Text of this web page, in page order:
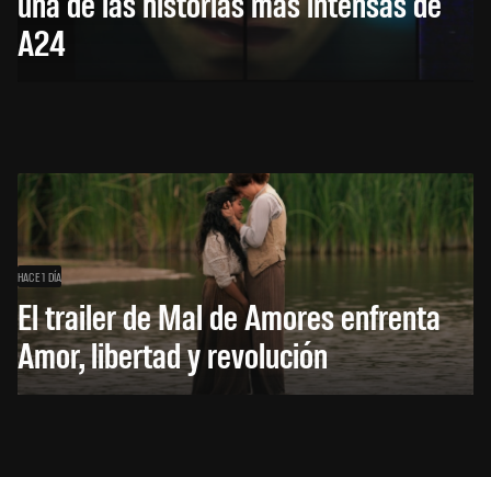
A24
HACE 1 DÍA
El trailer de Mal de Amores enfrenta
Amor, libertad y revolución